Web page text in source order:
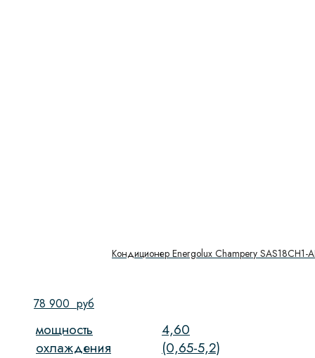
Кондиционер Energolux Champery SAS18CH1-
78 900 руб
мощность
охлаждения
4,60
(0,65-5,2)